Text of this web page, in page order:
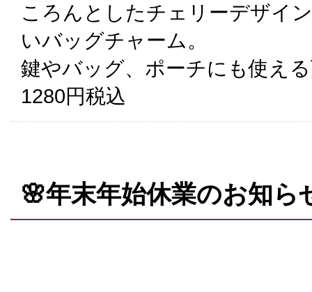
ころんとしたチェリーデザイ
いバッグチャーム。
鍵やバッグ、ポーチにも使え
1280円税込
🌸年末年始休業のお知ら